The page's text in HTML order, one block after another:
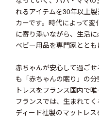
れるアイテムを30年以上
カーです。時代によって
に寄り添いながら、生活
ベビー用品を専門家ととも
赤ちゃんが安心して過ご
も「赤ちゃんの眠り」の
トレスをフランス国内で
フランスでは、生まれて
ディード社製のマットレス